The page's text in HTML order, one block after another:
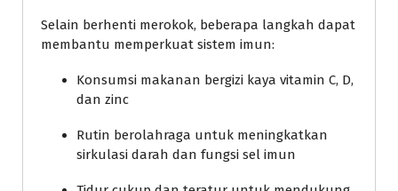
Selain berhenti merokok, beberapa langkah dapat
membantu memperkuat sistem imun:
Konsumsi makanan bergizi kaya vitamin C, D,
dan zinc
Rutin berolahraga untuk meningkatkan
sirkulasi darah dan fungsi sel imun